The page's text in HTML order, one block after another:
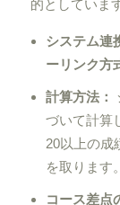
的としていま
システム連
ーリンク方
計算方法：
づいて計算
20以上の成
を取ります。
コース差点